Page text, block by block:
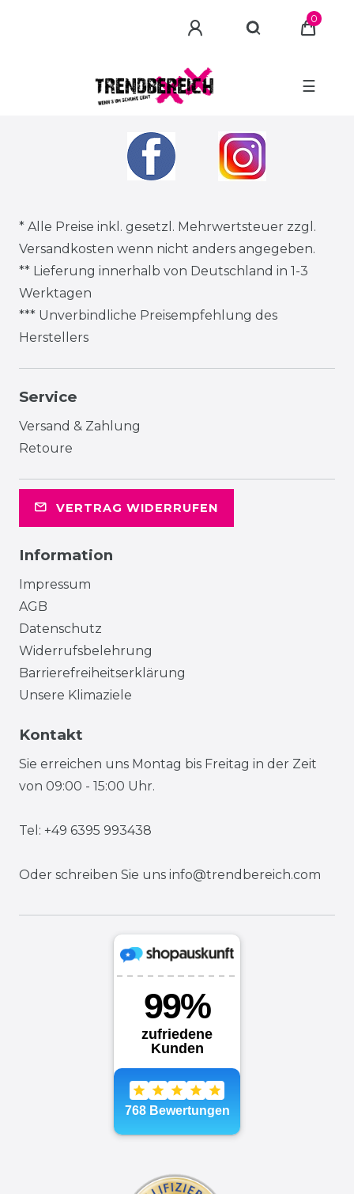
0
☰
* Alle Preise inkl. gesetzl. Mehrwertsteuer zzgl.
Versandkosten wenn nicht anders angegeben.
** Lieferung innerhalb von Deutschland in 1-3
Werktagen
*** Unverbindliche Preisempfehlung des
Herstellers
Service
Versand & Zahlung
Retoure
VERTRAG WIDERRUFEN
Information
Impressum
AGB
Datenschutz
Widerrufsbelehrung
Barrierefreiheitserklärung
Unsere Klimaziele
Kontakt
Sie erreichen uns Montag bis Freitag in der Zeit
von 09:00 - 15:00 Uhr.
Tel: +49 6395 993438
Oder schreiben Sie uns info@trendbereich.com